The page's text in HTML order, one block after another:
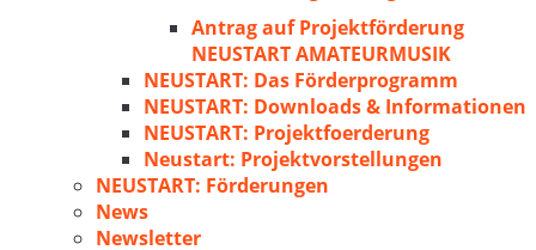
Antrag auf Projektförderung
NEUSTART AMATEURMUSIK
NEUSTART: Das Förderprogramm
NEUSTART: Downloads & Informationen
NEUSTART: Projektfoerderung
Neustart: Projektvorstellungen
NEUSTART: Förderungen
News
Newsletter